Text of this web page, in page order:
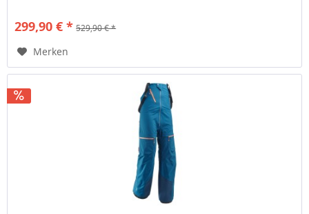
299,90 € * 529,90 € *
Merken